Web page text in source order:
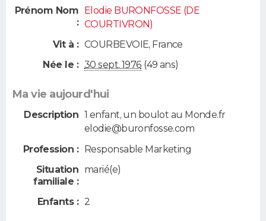
Prénom Nom
:
Elodie BURONFOSSE (DE
COURTIVRON)
Vit à : COURBEVOIE, France
Née le : 30 sept. 1976 (49 ans)
Ma vie aujourd'hui
Description 1 enfant, un boulot au Monde.fr
elodie@buronfosse.com
Profession : Responsable Marketing
Situation
familiale :
marié(e)
Enfants : 2